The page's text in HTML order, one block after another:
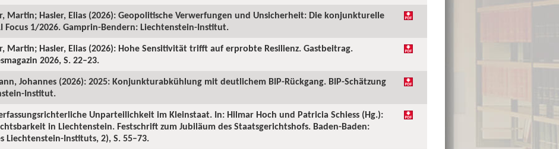
Martin; Hasler, Elias (2026): Geopolitische Verwerfungen und Unsicherheit: Die konjunkturelle
Focus 1/2026. Gamprin-Bendern: Liechtenstein-Institut.
Martin; Hasler, Elias (2026): Hohe Sensitivität trifft auf erprobte Resilienz. Gastbeitrag.
2026, S. 22–23.
Johannes (2026): 2025: Konjunkturabkühlung mit deutlichem BIP-Rückgang. BIP-Schätzung
Institut.
Unparteilichkeit im Kleinstaat. In: Hilmar Hoch und Patricia Schiess (Hg.):
in Liechtenstein. Festschrift zum Jubiläum des Staatsgerichtshofs. Baden-Baden:
Liechtenstein-Instituts, 2), S. 55–73.